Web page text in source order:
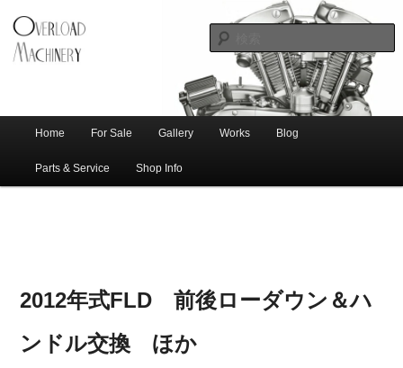
新潟のハー
レー中古車
バーロード
ショベル・アイアンスポーツ・エボビッグツイン＆スポーツスターなどを取
り扱う中古ハーレー専門店。整備・修理・カスタムまで一貫対応します。
ン
メ
イ
ン
サ
ブ
テ
Home For Sale Gallery Works Blog
Parts & Service Shop Info
2012年式FLD 前後ローダウン＆ハ
ンドル交換 ほか